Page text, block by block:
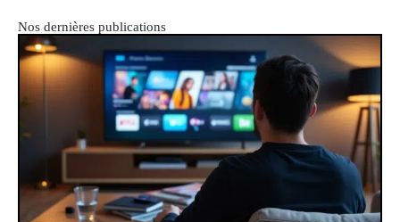
Nos dernières publications